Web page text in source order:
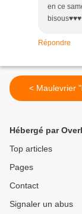
en ce
Répondre
< Maulevrier
Hébergé par
Top articles
Pages
Contact
Signaler un abus